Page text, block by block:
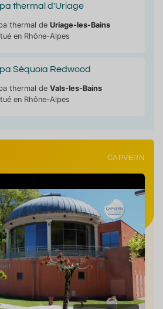
thermal d'Uriage
thermal de Uriage-les-Bains
en Rhône-Alpes
Séquoia Redwood
thermal de Vals-les-Bains
en Rhône-Alpes
CAPVERN